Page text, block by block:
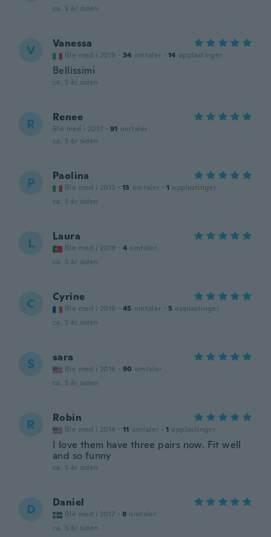
ca. 5 år siden
V Vanessa
Ble med i 2019 · 34 omtaler · 14 opplastinger
Bellissimi
ca. 5 år siden
R Renee
Ble med i 2017 · 91 omtaler
ca. 5 år siden
P Paolina
Ble med i 2013 · 13 omtaler · 1 opplastinger
ca. 5 år siden
L Laura
Ble med i 2019 · 4 omtaler
ca. 5 år siden
C Cyrine
Ble med i 2016 · 45 omtaler · 5 opplastinger
ca. 5 år siden
S sara
Ble med i 2016 · 90 omtaler
ca. 5 år siden
R Robin
Ble med i 2014 · 11 omtaler · 1 opplastinger
I love them have three pairs now. Fit well
and so funny
ca. 5 år siden
D Daniel
Ble med i 2017 · 8 omtaler
ca. 5 år siden